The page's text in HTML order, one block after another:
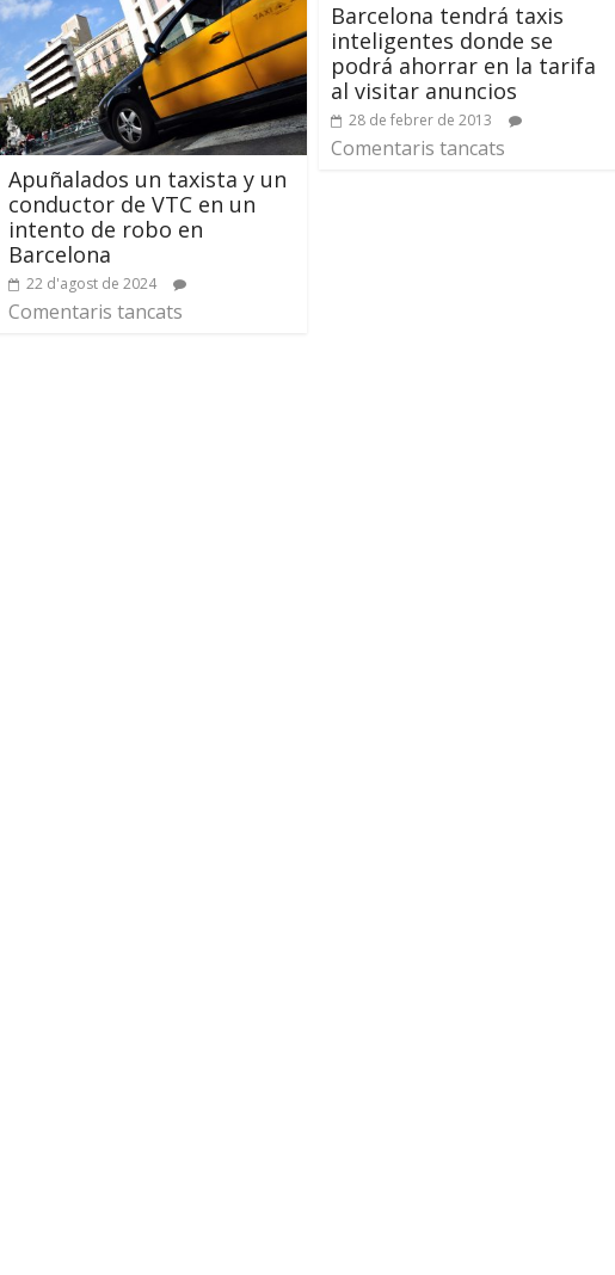
Apuñalados un taxista y un
conductor de VTC en un
intento de robo en
Barcelona
22 d'agost de 2024
Comentaris tancats
Barcelona tendrá taxis
inteligentes donde se
podrá ahorrar en la tarifa
al visitar anuncios
28 de febrer de 2013
Comentaris tancats